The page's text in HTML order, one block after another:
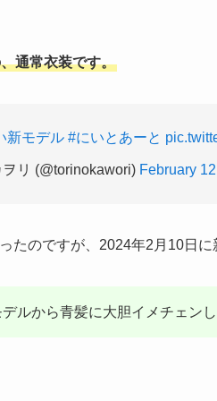
通常衣装です。
新モデル #にいとあーと
リ (@torinokawori) February
たのですが、2024年2月10日に
デルから青髪に大胆イメチェン